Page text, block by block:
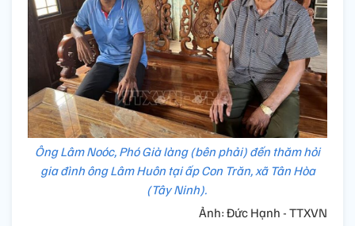
Ông Lâm Noóc, Phó Già làng (bên phải) đến thăm hỏi
gia đình ông Lâm Huôn tại ấp Con Trăn, xã Tân Hòa
(Tây Ninh).
Ảnh: Đức Hạnh - TTXVN